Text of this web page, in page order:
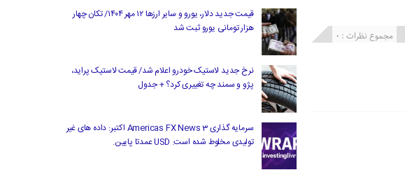
مجموع نظرات : 0
قیمت جدید دلار، یورو و سایر ارزها ۱۲ مهر ۱۴۰۴/ تکان چهار
هزار تومانی یورو ثبت شد
نرخ جدید لاستیک خودرو اعلام شد/ قیمت لاستیک پراید،
پژو و سمند چه تغییری کرد؟ + جدول
سرمایه گذاری Americas FX News 3 اکتبر: داده های غیر
تولیدی مخلوط شده است. USD عمدتا پایین.